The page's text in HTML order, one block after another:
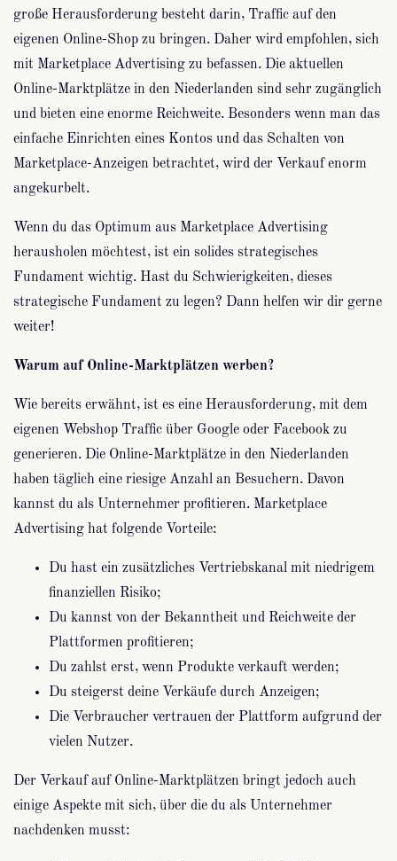
große Herausforderung besteht darin, Traffic auf den
eigenen Online-Shop zu bringen. Daher wird empfohlen, sich
mit Marketplace Advertising zu befassen. Die aktuellen
Online-Marktplätze in den Niederlanden sind sehr zugänglich
und bieten eine enorme Reichweite. Besonders wenn man das
einfache Einrichten eines Kontos und das Schalten von
Marketplace-Anzeigen betrachtet, wird der Verkauf enorm
angekurbelt.
Wenn du das Optimum aus Marketplace Advertising
herausholen möchtest, ist ein solides strategisches
Fundament wichtig. Hast du Schwierigkeiten, dieses
strategische Fundament zu legen? Dann helfen wir dir gerne
weiter!
Warum auf Online-Marktplätzen werben?
Wie bereits erwähnt, ist es eine Herausforderung, mit dem
eigenen Webshop Traffic über Google oder Facebook zu
generieren. Die Online-Marktplätze in den Niederlanden
haben täglich eine riesige Anzahl an Besuchern. Davon
kannst du als Unternehmer profitieren. Marketplace
Advertising hat folgende Vorteile:
Du hast ein zusätzliches Vertriebskanal mit niedrigem
finanziellen Risiko;
Du kannst von der Bekanntheit und Reichweite der
Plattformen profitieren;
Du zahlst erst, wenn Produkte verkauft werden;
Du steigerst deine Verkäufe durch Anzeigen;
Die Verbraucher vertrauen der Plattform aufgrund der
vielen Nutzer.
Der Verkauf auf Online-Marktplätzen bringt jedoch auch
einige Aspekte mit sich, über die du als Unternehmer
nachdenken musst: